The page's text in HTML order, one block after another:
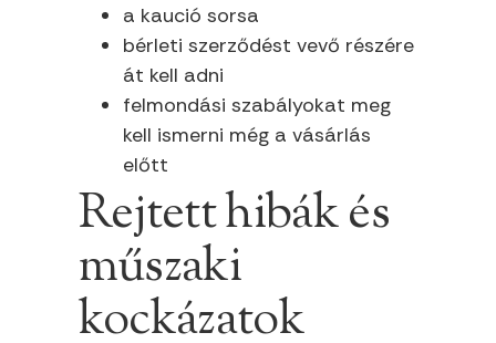
a kaució sorsa
bérleti szerződést vevő részére
át kell adni
felmondási szabályokat meg
kell ismerni még a vásárlás
előtt
Rejtett hibák és
műszaki
kockázatok